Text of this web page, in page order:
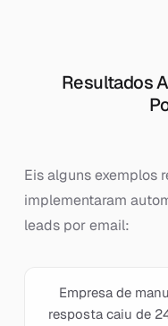
Resultados
Eis alguns exemplos
implementaram
leads por email:
Empresa de
resposta caiu de